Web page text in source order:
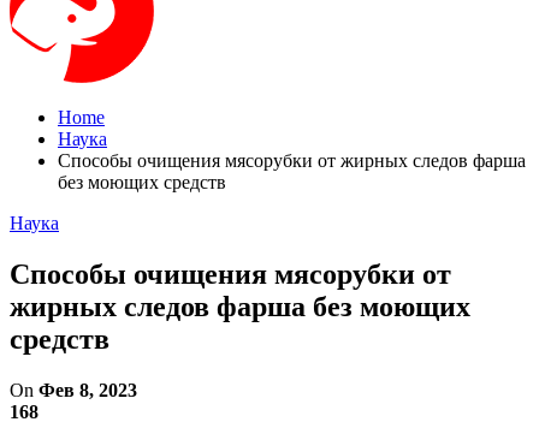
Home
Наука
Способы очищения мясорубки от жирных следов фарша
без моющих средств
Наука
Способы очищения мясорубки от
жирных следов фарша без моющих
средств
On Фев 8, 2023
168